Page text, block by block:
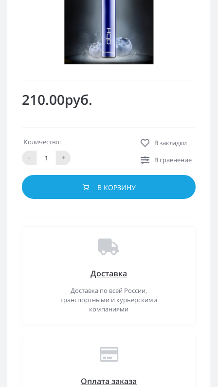
210.00руб.
Количество:
-
+
В закладки
В сравнение
В КОРЗИНУ
Доставка
Доставка по всей России,
транспортными и курьерскими
компаниями
Оплата заказа